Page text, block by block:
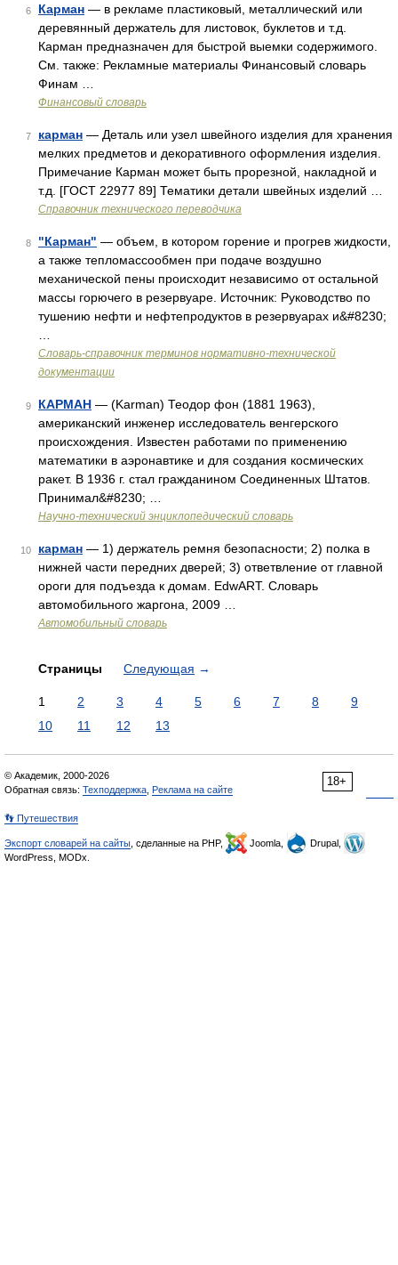
6 Карман — в рекламе пластиковый, металлический или
деревянный держатель для листовок, буклетов и т.д.
Карман предназначен для быстрой выемки содержимого.
См. также: Рекламные материалы Финансовый словарь
Финам …
Финансовый словарь
7 карман — Деталь или узел швейного изделия для хранения
мелких предметов и декоративного оформления изделия.
Примечание Карман может быть прорезной, накладной и
т.д. [ГОСТ 22977 89] Тематики детали швейных изделий …
Справочник технического переводчика
8 "Карман" — объем, в котором горение и прогрев жидкости,
а также тепломассообмен при подаче воздушно
механической пены происходит независимо от остальной
массы горючего в резервуаре. Источник: Руководство по
тушению нефти и нефтепродуктов в резервуарах и&#8230;
Словарь-справочник терминов нормативно-технической
документации
9 КАРМАН — (Karman) Теодор фон (1881 1963),
американский инженер исследователь венгерского
происхождения. Известен работами по применению
математики в аэронавтике и для создания космических
ракет. В 1936 г. стал гражданином Соединенных Штатов.
Принимал&#8230; …
Научно-технический энциклопедический словарь
10 карман — 1) держатель ремня безопасности; 2) полка в
нижней части передних дверей; 3) ответвление от главной
ороги для подъезда к домам. EdwART. Словарь
автомобильного жаргона, 2009 …
Автомобильный словарь
Страницы Следующая →
1 2 3 4 5 6 7 8
9
10
11 12 13
18+
© Академик, 2000-2026
Обратная связь: Техподдержка Реклама на сайте
👣 Путешествия
Экспорт словарей на сайты , сделанные на PHP, Joomla,
Drupal,
WordPress, MODx.